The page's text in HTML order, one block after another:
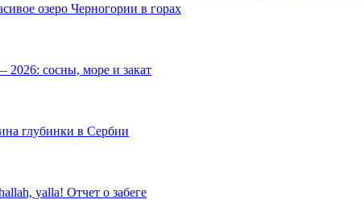
озеро Черногории в горах
сосны, море и закат
глубинки в Сербии
yalla! Отчет о забеге